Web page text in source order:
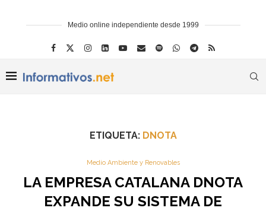
Medio online independiente desde 1999
ETIQUETA: DNOTA
Medio Ambiente y Renovables
LA EMPRESA CATALANA DNOTA
EXPANDE SU SISTEMA DE